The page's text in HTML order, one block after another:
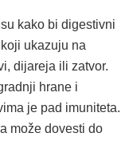
kako bi digestivni
ukazuju na
dijareja ili zatvor.
hrane i
je pad imuniteta.
može dovesti do